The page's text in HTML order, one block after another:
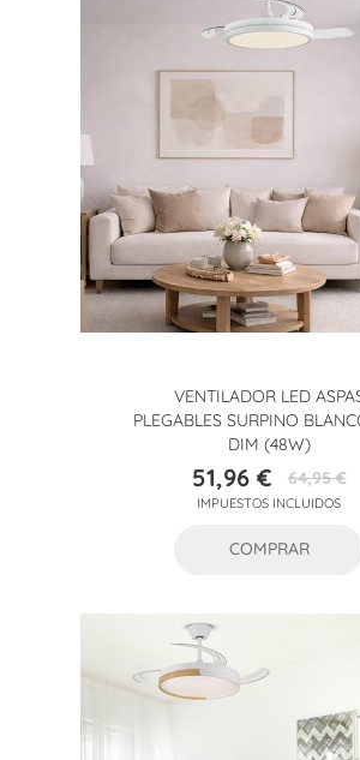
VENTILADOR LED
PLEGABLES SURPINO
DIM (48W)
Precio
51,96 €Precio
base
64,95 €
IMPUESTOS INCLUIDOS
COMPRAR